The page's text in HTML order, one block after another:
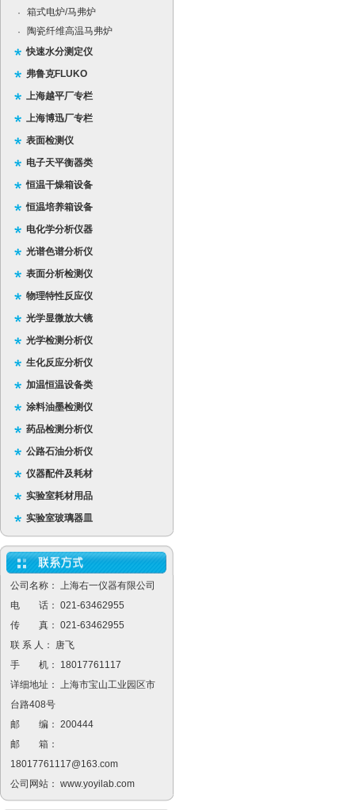
·
箱式电炉/马弗炉
·
陶瓷纤维高温马弗炉
快速水分测定仪
弗鲁克FLUKO
上海越平厂专栏
上海博迅厂专栏
表面检测仪
电子天平衡器类
恒温干燥箱设备
恒温培养箱设备
电化学分析仪器
光谱色谱分析仪
表面分析检测仪
物理特性反应仪
光学显微放大镜
光学检测分析仪
生化反应分析仪
加温恒温设备类
涂料油墨检测仪
药品检测分析仪
公路石油分析仪
仪器配件及耗材
实验室耗材用品
实验室玻璃器皿
公司名称： 上海右一仪器有限公司
电 话： 021-63462955
传 真： 021-63462955
联 系 人： 唐飞
手 机： 18017761117
详细地址： 上海市宝山工业园区市
台路408号
邮 编： 200444
邮 箱：
18017761117@163.com
公司网站： www.yoyilab.com